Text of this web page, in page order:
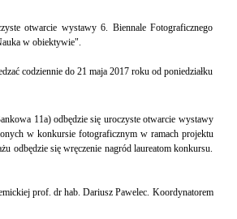
otwarcie wystawy 6. Biennale Fotograficznego
w obiektywie".
codziennie do 21 maja 2017 roku od poniedziałku
11a) odbędzie się uroczyste otwarcie wystawy
w konkursie fotograficznym w ramach projektu
odbędzie się wręczenie nagród laureatom konkursu.
prof. dr hab. Dariusz Pawelec. Koordynatorem